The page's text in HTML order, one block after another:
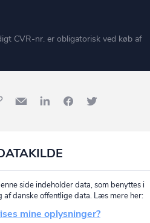
CVR-nr. er obligatorisk ved køb af
side indeholder data, som benyttes i
af danske offentlige data. Læs mere her:
mine oplysninger?